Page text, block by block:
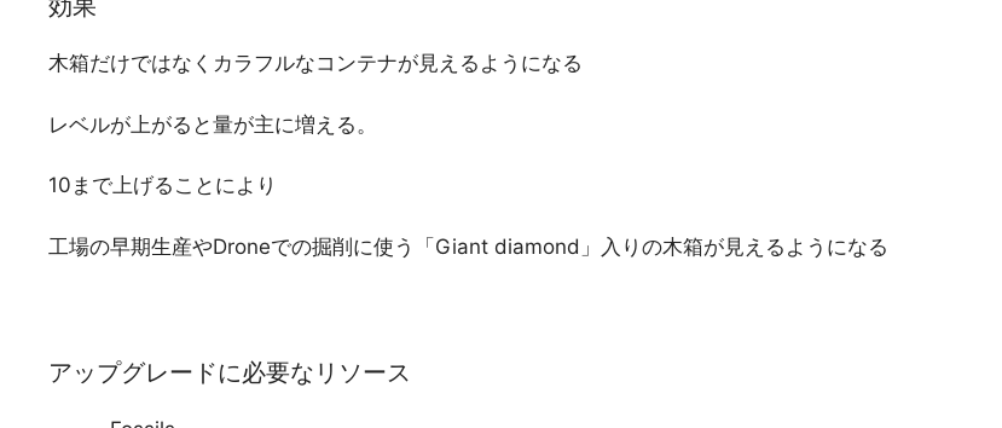
効果
木箱だけではなくカラフルなコンテナが見えるようになる
レベルが上がると量が主に増える。
10まで上げることにより
工場の早期生産やDroneでの掘削に使う「Giant diamond」入りの木箱が見えるようになる
アップグレードに必要なリソース